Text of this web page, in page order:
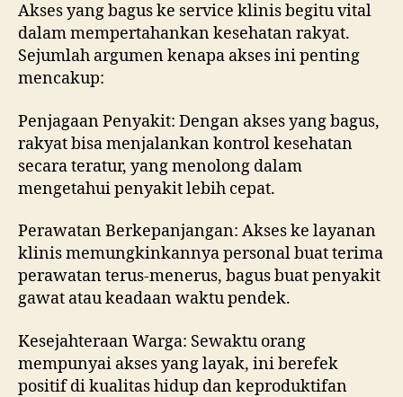
Akses yang bagus ke service klinis begitu vital
dalam mempertahankan kesehatan rakyat.
Sejumlah argumen kenapa akses ini penting
mencakup:
Penjagaan Penyakit: Dengan akses yang bagus,
rakyat bisa menjalankan kontrol kesehatan
secara teratur, yang menolong dalam
mengetahui penyakit lebih cepat.
Perawatan Berkepanjangan: Akses ke layanan
klinis memungkinkannya personal buat terima
perawatan terus-menerus, bagus buat penyakit
gawat atau keadaan waktu pendek.
Kesejahteraan Warga: Sewaktu orang
mempunyai akses yang layak, ini berefek
positif di kualitas hidup dan keproduktifan